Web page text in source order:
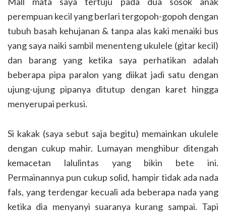
perempuan kecil yang berlari tergopoh-gopoh dengan
tubuh basah kehujanan & tanpa alas kaki menaiki bus
yang saya naiki sambil menenteng ukulele (gitar kecil)
dan barang yang ketika saya perhatikan adalah
beberapa pipa paralon yang diikat jadi satu dengan
ujung-ujung pipanya ditutup dengan karet hingga
menyerupai perkusi.
Si kakak (saya sebut saja begitu) memainkan ukulele
dengan cukup mahir. Lumayan menghibur ditengah
kemacetan lalulintas yang bikin bete ini.
Permainannya pun cukup solid, hampir tidak ada nada
fals, yang terdengar kecuali ada beberapa nada yang
ketika dia menyanyi suaranya kurang sampai. Tapi